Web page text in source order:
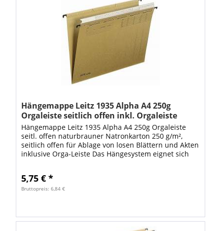
Hängemappe Leitz 1935 Alpha A4 250g
Orgaleiste seitlich offen inkl. Orgaleiste
Hängemappe Leitz 1935 Alpha A4 250g Orgaleiste
seitl. offen naturbrauner Natronkarton 250 g/m²,
seitlich offen für Ablage von losen Blättern und Akten
inklusive Orga-Leiste Das Hängesystem eignet sich
5,75 € *
Bruttopreis: 6,84 €